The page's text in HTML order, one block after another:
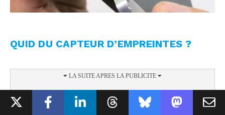
QUID DU CAPTEUR D’EMPREINTES ?